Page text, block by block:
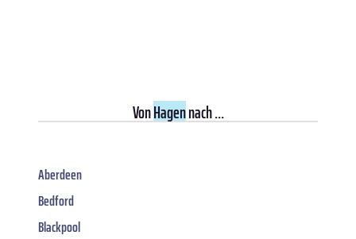
VonHagennach ...
Aberdeen
Bedford
Blackpool